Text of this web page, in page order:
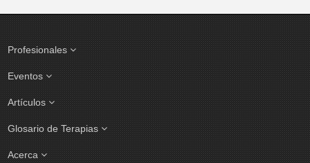
Profesionales
Eventos
Artículos
Glosario de Terapias
Acerca